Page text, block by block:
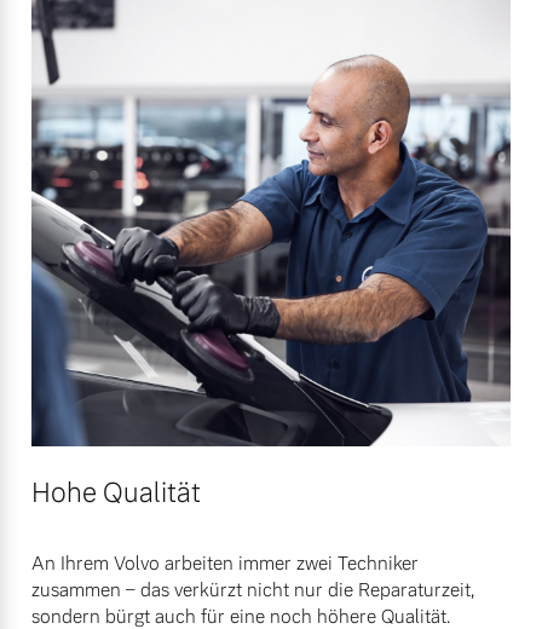
Hohe Qualität
An Ihrem Volvo arbeiten immer zwei Techniker
zusammen – das verkürzt nicht nur die Reparaturzeit,
sondern bürgt auch für eine noch höhere Qualität.